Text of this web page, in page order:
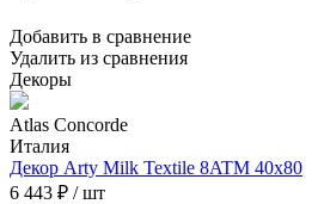
Добавить в сравнение
Удалить из сравнения
Декоры
Atlas Concorde
Италия
Декор Arty Milk Textile 8ATM 40x80
6 443 ₽ / шт